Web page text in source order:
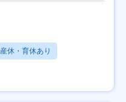
産休・育休あり